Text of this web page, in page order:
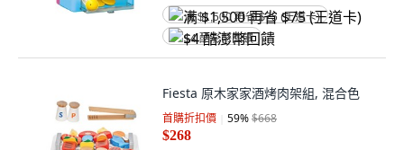
满 $1,500 再省 $75 (王道卡)
$4 酷澎幣回饋
Fiesta 原木家家酒烤肉架組, 混合色
首購折扣價 59%$668
$268